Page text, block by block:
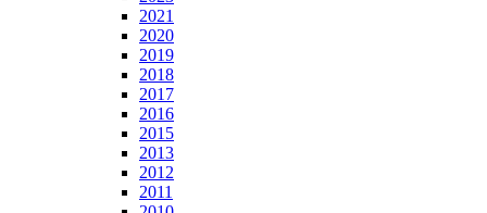
2021
2020
2019
2018
2017
2016
2015
2013
2012
2011